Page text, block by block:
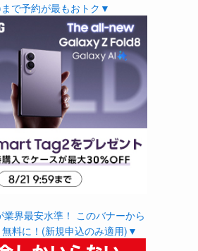
で予約が最もおトク▼
界最安水準！ このバナーから
料に！(新規申込のみ適用)▼